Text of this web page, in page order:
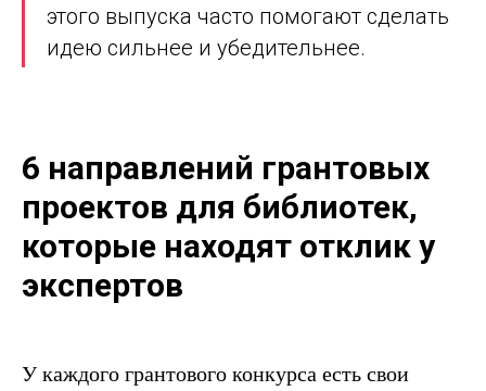
этого выпуска часто помогают сделать
идею сильнее и убедительнее.
6 направлений грантовых
проектов для библиотек,
которые находят отклик у
экспертов
У каждого грантового конкурса есть свои